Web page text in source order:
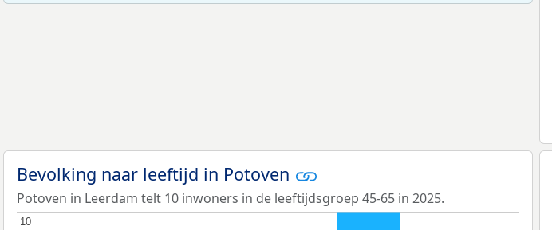
Bevolking naar leeftijd in Potoven
Potoven in Leerdam telt 10 inwoners in de leeftijdsgroep 45-65 in 2025.
10
10